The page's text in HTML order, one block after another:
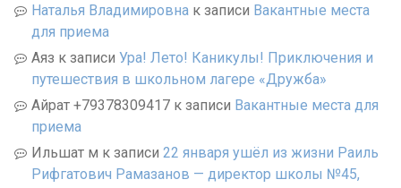
Наталья Владимировна к записи Вакантные места
для приема
Аяз к записи Ура! Лето! Каникулы! Приключения и
путешествия в школьном лагере «Дружба»
Айрат +79378309417 к записи Вакантные места для
приема
Ильшат м к записи 22 января ушёл из жизни Раиль
Рифгатович Рамазанов — директор школы №45,